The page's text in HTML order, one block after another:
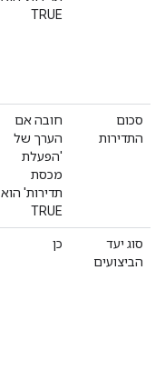
TRUE
סכום
התדירות
חובה אם
הערך של
'הפעלת
מכסת
תדירות' הוא
TRUE
סוג יעד
הביצועים
כן